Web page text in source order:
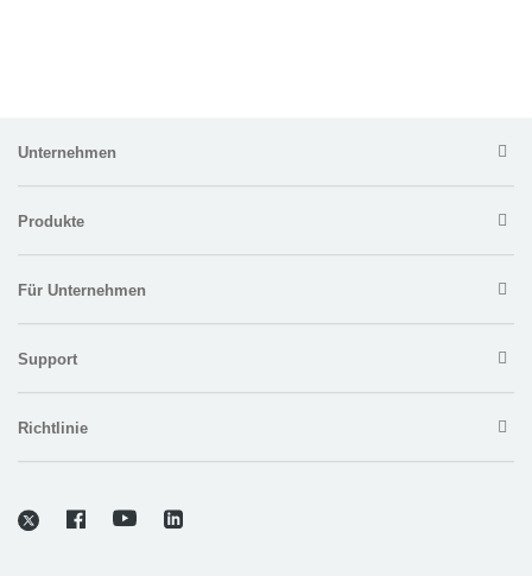
Unternehmen
Produkte
Für Unternehmen
Support
Richtlinie